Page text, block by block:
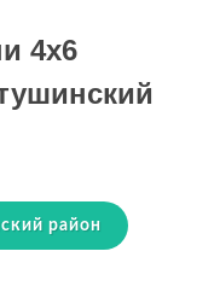
4х6
район